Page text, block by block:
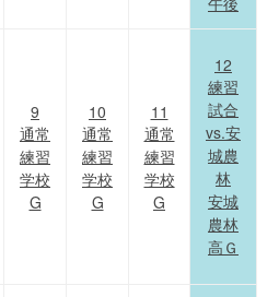
9
通常
練習
学校
G
10
通常
練習
学校
G
11
通常
練習
学校
G
12
練習
試合
vs.安
城農
林
安城
農林
高Ｇ